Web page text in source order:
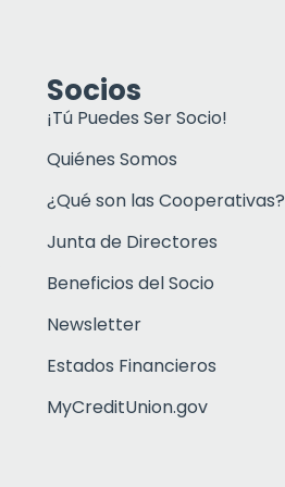
Socios
¡Tú Puedes Ser Socio!
Quiénes Somos
¿Qué son las Cooperativas?
Junta de Directores
Beneficios del Socio
Newsletter
Estados Financieros
MyCreditUnion.gov